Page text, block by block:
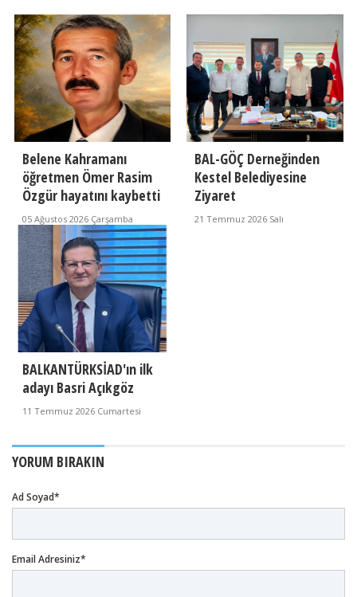
Belene Kahramanı
öğretmen Ömer Rasim
Özgür hayatını kaybetti
05 Ağustos 2026 Çarşamba
BAL-GÖÇ Derneğinden
Kestel Belediyesine
Ziyaret
21 Temmuz 2026 Salı
BALKANTÜRKSİAD'ın ilk
adayı Basri Açıkgöz
11 Temmuz 2026 Cumartesi
YORUM BIRAKIN
Ad Soyad*
Email Adresiniz*